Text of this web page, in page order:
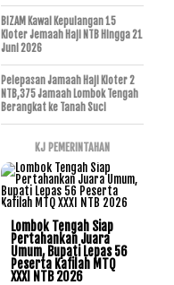
BIZAM Kawal Kepulangan 15
Kloter Jemaah Haji NTB Hingga 21
Juni 2026
Pelepasan Jamaah Haji Kloter 2
NTB,375 Jamaah Lombok Tengah
Berangkat ke Tanah Suci
KJ PEMERINTAHAN
Lombok Tengah Siap
Pertahankan Juara
Umum, Bupati Lepas 56
Peserta Kafilah MTQ
XXXI NTB 2026